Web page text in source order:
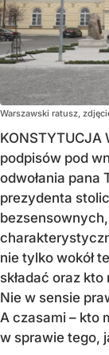
Warszawski ratusz,
KONSTYTUCJA
podpisów pod
odwołania pana
prezydenta
nie tylko wokół
składać oraz
Nie w sensie
A czasami – kto
w sprawie tego,